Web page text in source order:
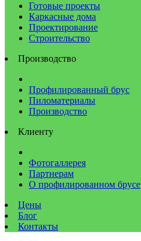
Готовые проекты
Каркасные дома
Проектирование
Строительство
Производство
Профилированный брус
Пиломатериалы
Производство
Клиенту
Фотогаллерея
Партнерам
О профилированном брусе
Цены
Блог
Контакты